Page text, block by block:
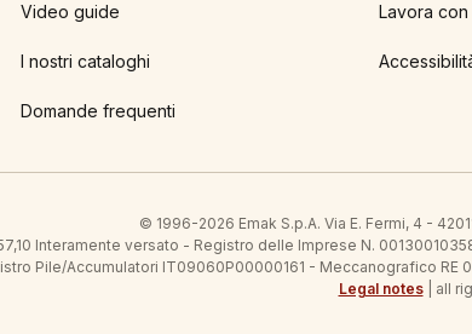
Video guide
I nostri cataloghi
Domande frequenti
Lavora con
© 1996-2026 Emak S.p.A. Via E. Fermi, 4 -
Interamente versato - Registro delle Imprese N.
Pile/Accumulatori IT09060P00000161 - Meccanografico RE
Legal notes| all